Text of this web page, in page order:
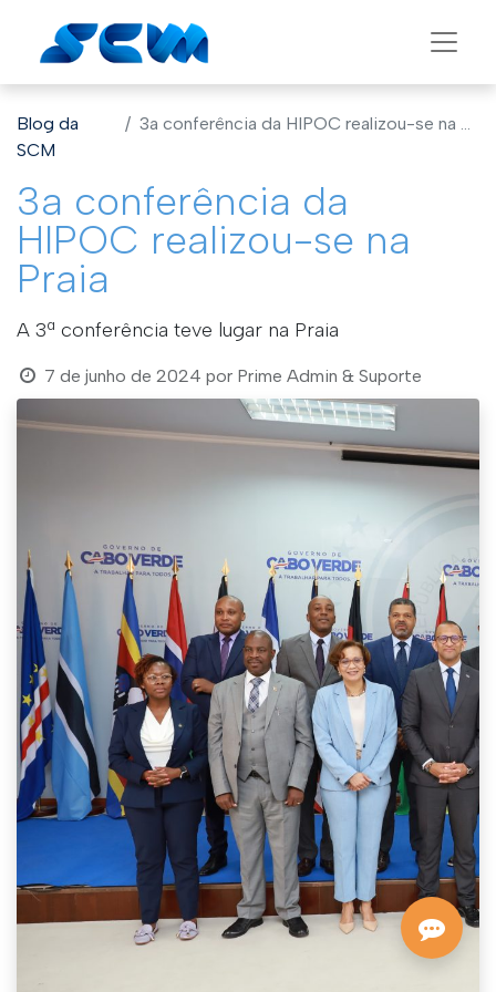
Blog da
SCM
3a conferência da HIPOC realizou-se na Praia
3a conferência da
HIPOC realizou-se na
Praia
A 3ª conferência teve lugar na Praia
7 de junho de 2024 por Prime Admin & Suporte